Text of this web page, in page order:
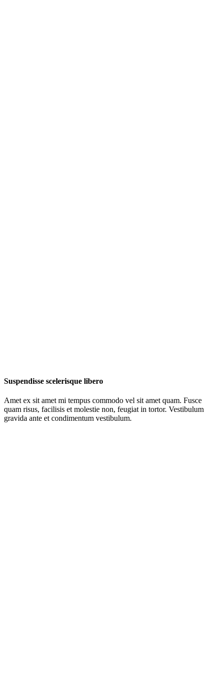
Suspendisse scelerisque libero
Amet ex sit amet mi tempus commodo vel sit amet quam. Fusce
quam risus, facilisis et molestie non, feugiat in tortor. Vestibulum
gravida ante et condimentum vestibulum.